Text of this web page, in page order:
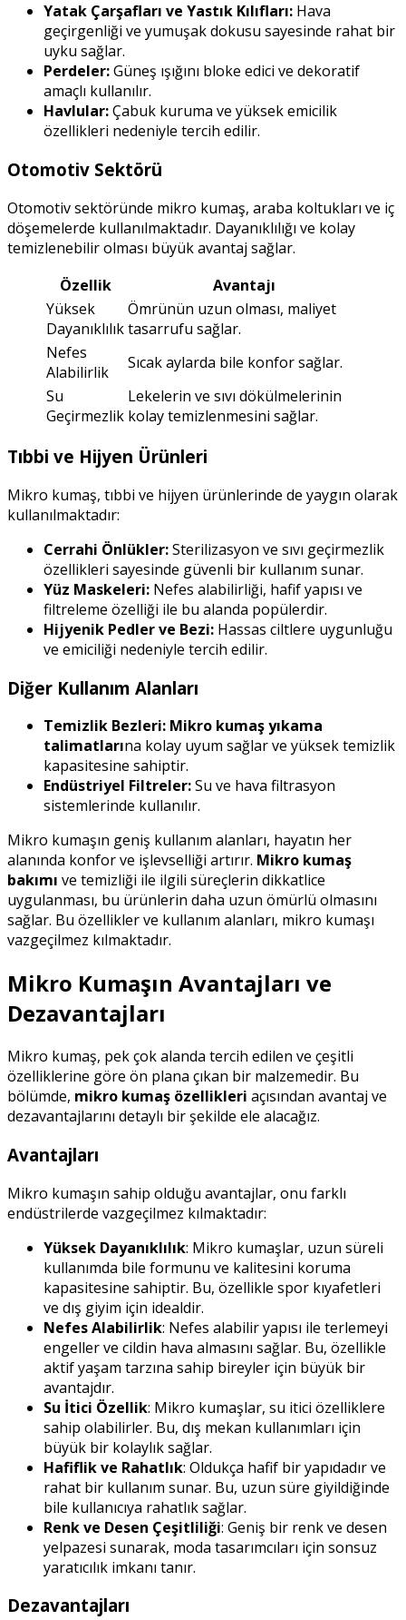
Yatak Çarşafları ve Yastık Kılıfları: Hava
geçirgenliği ve yumuşak dokusu sayesinde rahat bir
uyku sağlar.
Perdeler:Güneş ışığını bloke edici ve dekoratif
amaçlı kullanılır.
Havlular:Çabuk kuruma ve yüksek emicilik
özellikleri nedeniyle tercih edilir.
Otomotiv Sektörü
Otomotiv sektöründe mikro kumaş, araba koltukları ve iç
döşemelerde kullanılmaktadır. Dayanıklılığı ve kolay
temizlenebilir olması büyük avantaj sağlar.
Özellik
Avantajı
Yüksek
Dayanıklılık
Ömrünün uzun olması, maliyet
tasarrufu sağlar.
Nefes
Alabilirlik
Sıcak aylarda bile konfor sağlar.
Su
Geçirmezlik
Lekelerin ve sıvı dökülmelerinin
kolay temizlenmesini sağlar.
Tıbbi ve Hijyen Ürünleri
Mikro kumaş, tıbbi ve hijyen ürünlerinde de yaygın olarak
kullanılmaktadır:
Cerrahi Önlükler:Sterilizasyon ve sıvı geçirmezlik
özellikleri sayesinde güvenli bir kullanım sunar.
Yüz Maskeleri: Nefes alabilirliği, hafif yapısı ve
filtreleme özelliği ile bu alanda popülerdir.
Hijyenik Pedler ve Bezi: Hassas ciltlere uygunluğu
ve emiciliği nedeniyle tercih edilir.
Diğer Kullanım Alanları
Temizlik Bezleri: Mikro kumaş yıkama
talimatlarına kolay uyum sağlar ve yüksek temizlik
kapasitesine sahiptir.
Endüstriyel Filtreler:Su ve hava filtrasyon
sistemlerinde kullanılır.
Mikro kumaşın geniş kullanım alanları, hayatın her
alanında konfor ve işlevselliği artırır. Mikro kumaş
bakımı ve temizliği ile ilgili süreçlerin dikkatlice
uygulanması, bu ürünlerin daha uzun ömürlü olmasını
sağlar. Bu özellikler ve kullanım alanları, mikro kumaşı
vazgeçilmez kılmaktadır.
Mikro Kumaşın Avantajları ve
Dezavantajları
Mikro kumaş, pek çok alanda tercih edilen ve çeşitli
özelliklerine göre ön plana çıkan bir malzemedir. Bu
bölümde, mikro kumaş özellikleri açısından avantaj ve
dezavantajlarını detaylı bir şekilde ele alacağız.
Avantajları
Mikro kumaşın sahip olduğu avantajlar, onu farklı
endüstrilerde vazgeçilmez kılmaktadır:
Yüksek Dayanıklılık: Mikro kumaşlar, uzun süreli
kullanımda bile formunu ve kalitesini koruma
kapasitesine sahiptir. Bu, özellikle spor kıyafetleri
ve dış giyim için idealdir.
Nefes Alabilirlik: Nefes alabilir yapısı ile terlemeyi
engeller ve cildin hava almasını sağlar. Bu, özellikle
aktif yaşam tarzına sahip bireyler için büyük bir
avantajdır.
Su İtici Özellik: Mikro kumaşlar, su itici özelliklere
sahip olabilirler. Bu, dış mekan kullanımları için
büyük bir kolaylık sağlar.
Hafiflik ve Rahatlık: Oldukça hafif bir yapıdadır ve
rahat bir kullanım sunar. Bu, uzun süre giyildiğinde
bile kullanıcıya rahatlık sağlar.
Renk ve Desen Çeşitliliği: Geniş bir renk ve desen
yelpazesi sunarak, moda tasarımcıları için sonsuz
yaratıcılık imkanı tanır.
Dezavantajları